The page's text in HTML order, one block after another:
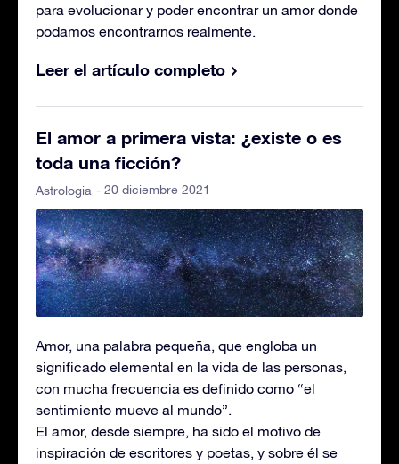
para evolucionar y poder encontrar un amor donde
podamos encontrarnos realmente.
Leer el artículo completo
El amor a primera vista: ¿existe o es
toda una ficción?
Astrologia - 20 diciembre 2021
Amor, una palabra pequeña, que engloba un
significado elemental en la vida de las personas,
con mucha frecuencia es definido como “el
sentimiento mueve al mundo”.
El amor, desde siempre, ha sido el motivo de
inspiración de escritores y poetas, y sobre él se